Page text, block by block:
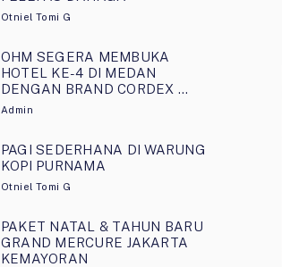
Otniel Tomi G
OHM SEGERA MEMBUKA
HOTEL KE-4 DI MEDAN
DENGAN BRAND CORDEX …
Admin
PAGI SEDERHANA DI WARUNG
KOPI PURNAMA
Otniel Tomi G
PAKET NATAL & TAHUN BARU
GRAND MERCURE JAKARTA
KEMAYORAN